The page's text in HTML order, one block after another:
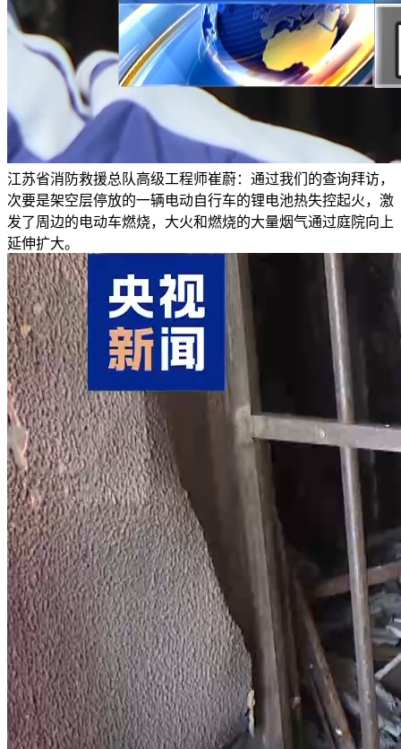
江苏省消防救援总队高级工程师崔蔚：通过我们的查询拜访，
次要是架空层停放的一辆电动自行车的锂电池热失控起火，激
发了周边的电动车燃烧，大火和燃烧的大量烟气通过庭院向上
延伸扩大。